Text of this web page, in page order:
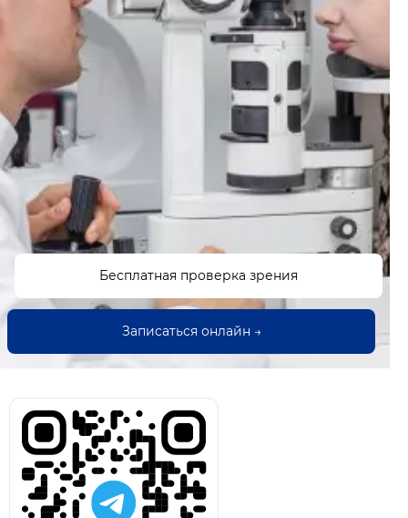
Бесплатная проверка зрения
Записаться онлайн →